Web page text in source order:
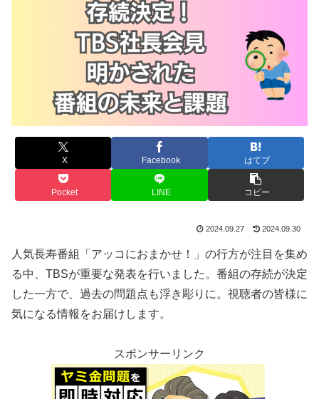
X Facebook はてブ
Pocket LINE コピー
2024.09.27 2024.09.30
人気長寿番組「アッコにおまかせ！」の行方が注目を集め
る中、TBSが重要な発表を行いました。番組の存続が決定
した一方で、過去の問題点も浮き彫りに。視聴者の皆様に
気になる情報をお届けします。
スポンサーリンク